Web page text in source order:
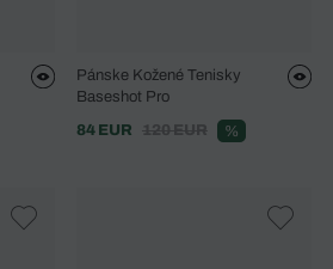
Pánske Kožené Tenisky
Baseshot Pro
84 EUR
120 EUR %